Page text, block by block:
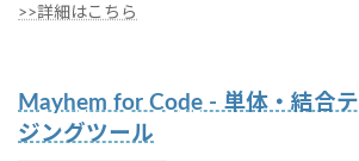
>>詳細はこちら
Mayhem for Code - 単体・結合
ジングツール